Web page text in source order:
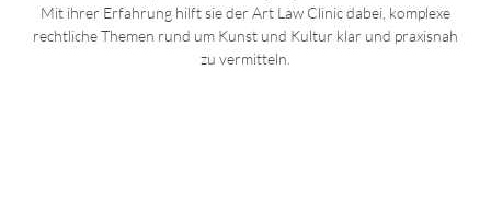
Mit ihrer Erfahrung hilft sie der Art Law Clinic dabei, komplexe
rechtliche Themen rund um Kunst und Kultur klar und praxisnah
zu vermitteln.